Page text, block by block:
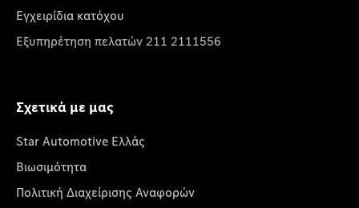
Εγχειρίδια κατόχου
Εξυπηρέτηση πελατών 211 2111556
Σχετικά με μας
Star Automotive Ελλάς
Βιωσιμότητα
Πολιτική Διαχείρισης Αναφορών